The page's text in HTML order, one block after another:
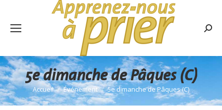
5e dimanche de Pâques (C)
Vous êtes ici :
Accueil Événement 5e dimanche de Pâques (C)